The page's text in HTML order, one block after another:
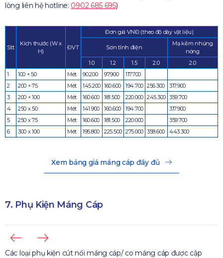
lòng liên hệ hotline: 0902 685 695)
Stt
Kích thước (W x
H)
ĐVT
Đơn giá VNĐ (theo độ dày vật liệu)
Sơn tĩnh điện
Mạ kẽm nhúng
nóng
1.0
1.2 1.5 2.0
2.0
1
100 × 50 Mét 90.200 97.900
117.700
2
200 × 75 Mét 145.200 160.600 194.700 256.300
317.900
3
200 × 100 Mét 160.600 181.500 220.000 245.300 359.700
4
250 x 50 Mét 141.900 160.600 194.700
317.900
5
250 x 75 Mét 160.600 181.500 220.000
359.700
6
300 x 100 Mét 195.800 225.500 275.000 358.600 443.300
Xem bảng giá máng cáp đầy đủ
7. Phụ Kiện Máng Cáp
Các loại phụ kiện cút nối máng cáp/ co máng cáp được cập